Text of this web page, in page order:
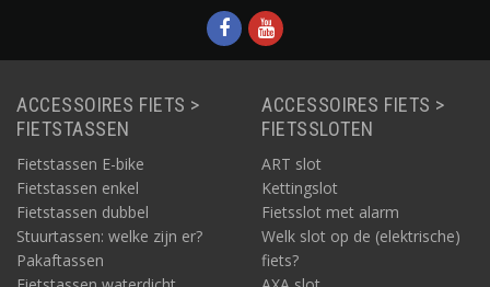
ACCESSOIRES FIETS >
FIETSTASSEN
Fietstassen E-bike
Fietstassen enkel
Fietstassen dubbel
Stuurtassen: welke zijn er?
Pakaftassen
ACCESSOIRES FIETS >
FIETSSLOTEN
ART slot
Kettingslot
Fietsslot met alarm
Welk slot op de (elektrische)
fiets?